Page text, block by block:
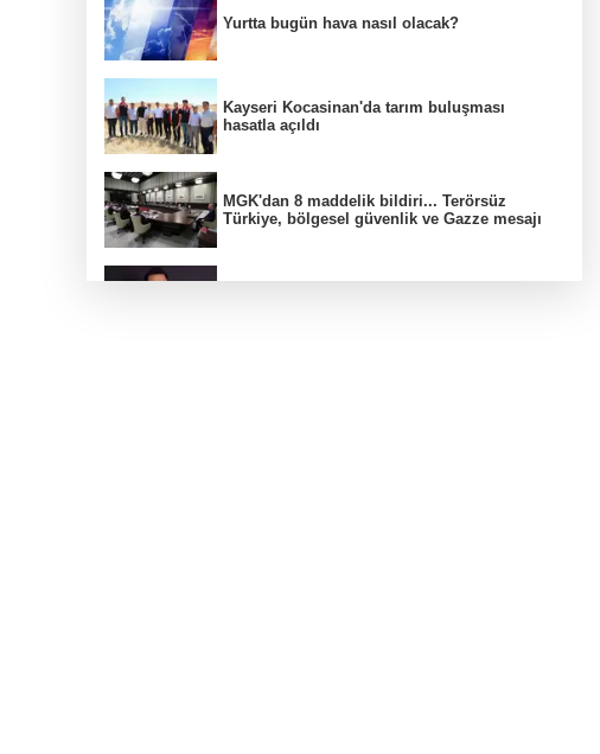
Yurtta bugün hava nasıl olacak?
Kayseri Kocasinan'da tarım buluşması
hasatla açıldı
MGK'dan 8 maddelik bildiri... Terörsüz
Türkiye, bölgesel güvenlik ve Gazze mesajı